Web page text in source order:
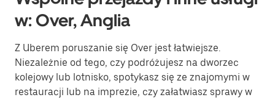
w: Over, Anglia
Z Uberem poruszanie się Over jest łatwiejsze.
Niezależnie od tego, czy podróżujesz na dworzec
kolejowy lub lotnisko, spotykasz się ze znajomymi w
restauracji lub na imprezie, czy załatwiasz sprawy w